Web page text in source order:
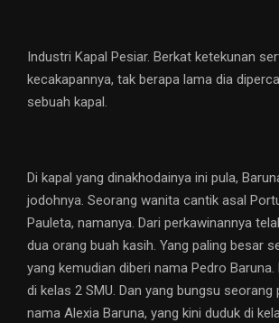
Industri Kapal Pesiar. Berkat ketekunan
kecakapannya, tak berapa lama dia
sebuah kapal.
Di kapal yang dinakhodainya ini pula,
jodohnya. Seorang wanita cantik asal
Pauleta, namanya. Dari perkawinannya
dua orang buah kasih. Yang paling besar
yang kemudian diberi nama Pedro
di kelas 2 SMU. Dan yang bungsu seorang
nama Alexia Baruna, yang kini duduk di